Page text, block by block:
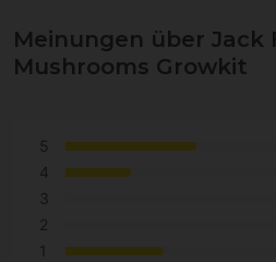
Meinungen über Jack
Mushrooms Growkit
5
4
3
2
1